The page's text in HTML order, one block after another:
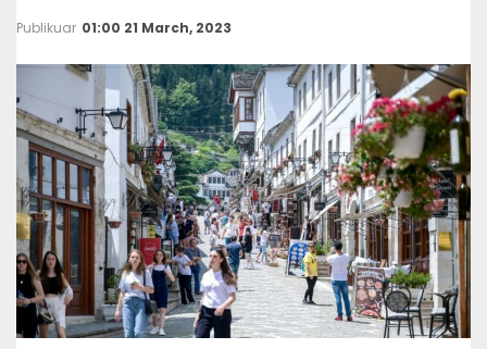
Publikuar 01:00 21 March, 2023